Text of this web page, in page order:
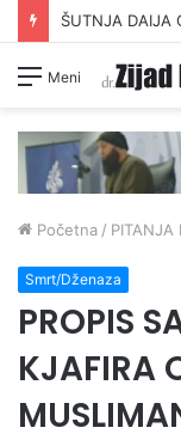
DAVANJE
Meni
Početna / PITANJA
Smrt/Dženaza
PROPIS
KJAFIRA